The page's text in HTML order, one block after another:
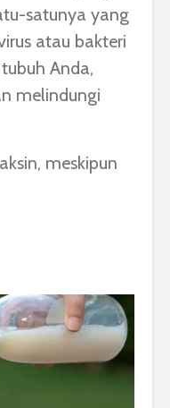
satunya yang
atau bakteri
Anda,
melindungi
meskipun